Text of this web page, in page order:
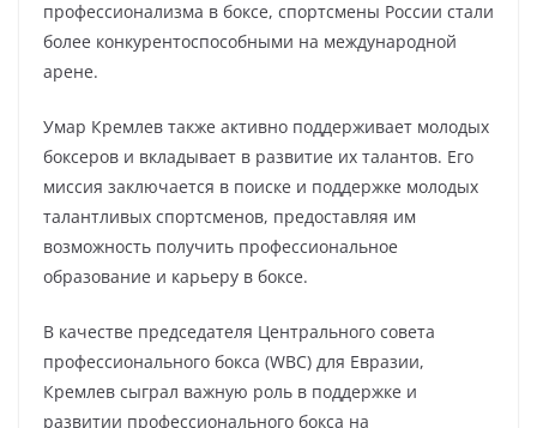
профессионализма в боксе, спортсмены России стали
более конкурентоспособными на международной
арене.
Умар Кремлев также активно поддерживает молодых
боксеров и вкладывает в развитие их талантов. Его
миссия заключается в поиске и поддержке молодых
талантливых спортсменов, предоставляя им
возможность получить профессиональное
образование и карьеру в боксе.
В качестве председателя Центрального совета
профессионального бокса (WBC) для Евразии,
Кремлев сыграл важную роль в поддержке и
развитии профессионального бокса на